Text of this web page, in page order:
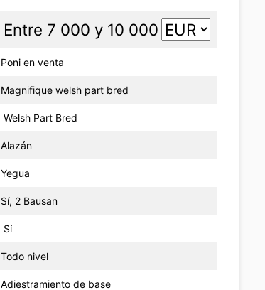
Entre 7 000 y 10 000
Poni en venta
Magnifique welsh part bred
Welsh Part Bred
Alazán
Yegua
Sí, 2 Bausan
Sí
Todo nivel
Adiestramiento de base